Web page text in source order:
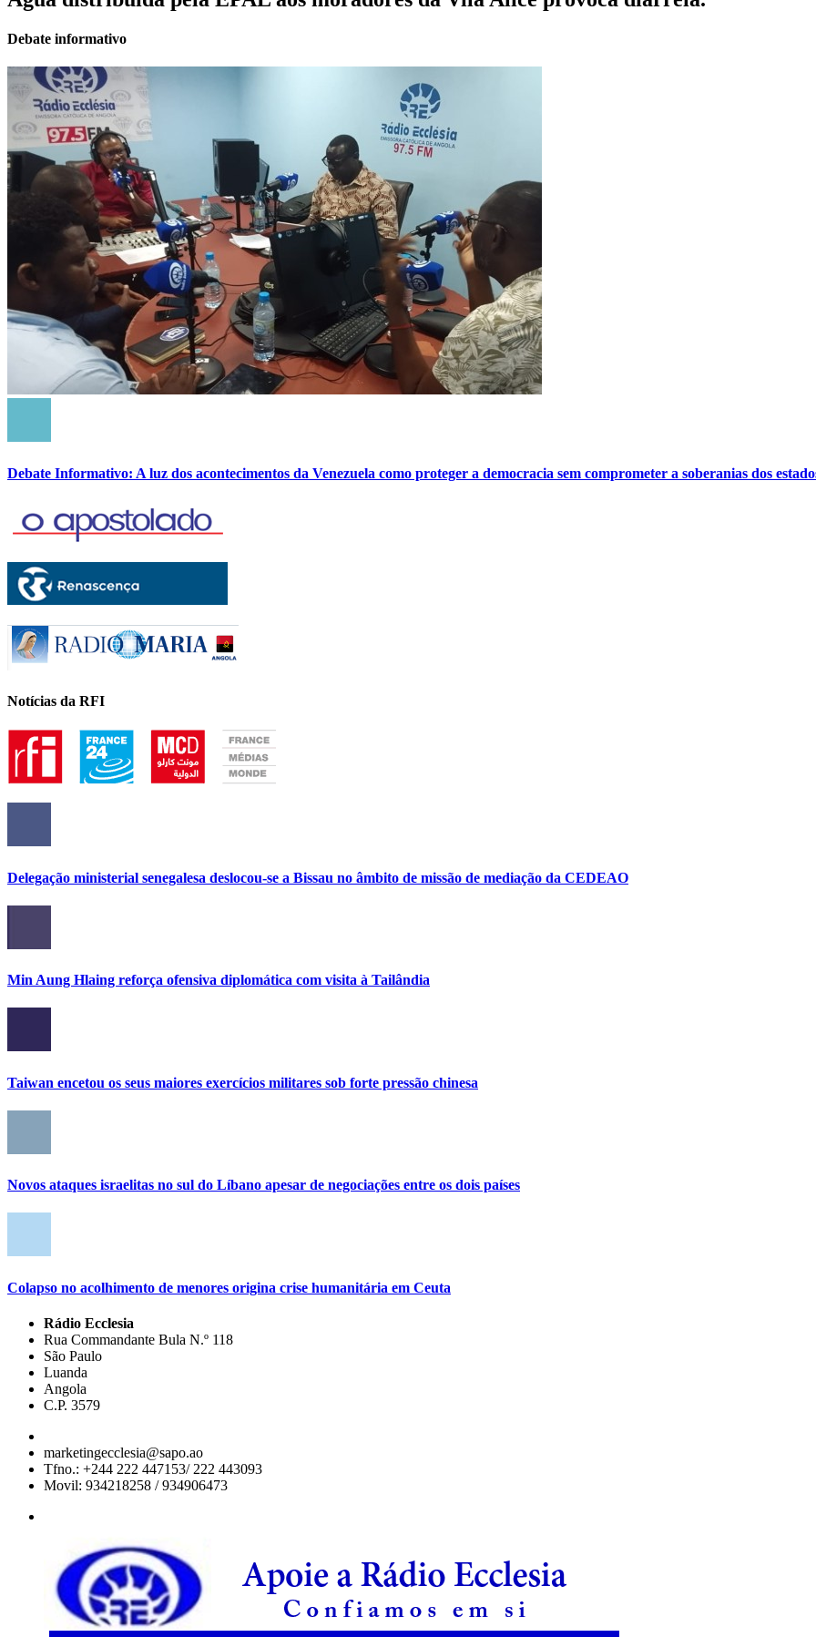
Debate informativo
Debate Informativo: A luz dos acontecimentos da Venezuela como proteger a democracia sem comprometer a soberanias dos
Notícias da RFI
Delegação ministerial senegalesa deslocou-se a Bissau no âmbito de missão de mediação da CEDEAO
Min Aung Hlaing reforça ofensiva diplomática com visita à Tailândia
Taiwan encetou os seus maiores exercícios militares sob forte pressão chinesa
Novos ataques israelitas no sul do Líbano apesar de negociações entre os dois países
Colapso no acolhimento de menores origina crise humanitária em Ceuta
Rádio Ecclesia
Rua Commandante Bula N.º 118
São Paulo
Luanda
Angola
C.P. 3579
marketingecclesia@sapo.ao
Tfno.: +244 222 447153/ 222 443093
Movil: 934218258 / 934906473